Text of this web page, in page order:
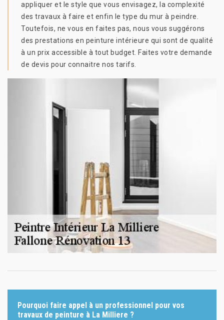
appliquer et le style que vous envisagez, la complexité
des travaux à faire et enfin le type du mur à peindre.
Toutefois, ne vous en faites pas, nous vous suggérons
des prestations en peinture intérieure qui sont de qualité
à un prix accessible à tout budget. Faites votre demande
de devis pour connaitre nos tarifs.
Pourquoi faire appel à un professionnel pour vos
travaux de peinture à La Milliere ?